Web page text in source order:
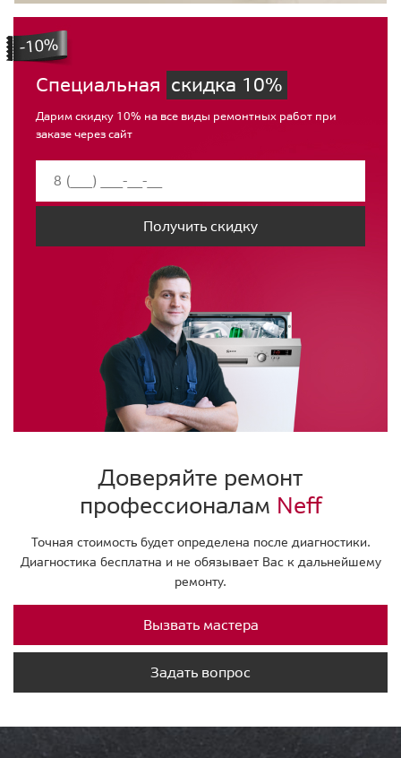
Специальная скидка 10%
Дарим скидку 10% на все виды ремонтных работ при
заказе через сайт
Получить скидку
Доверяйте ремонт
профессионалам Neff
Точная стоимость будет определена после диагностики.
Диагностика бесплатна и не обязывает Вас к дальнейшему
ремонту.
Вызвать мастера
Задать вопрос